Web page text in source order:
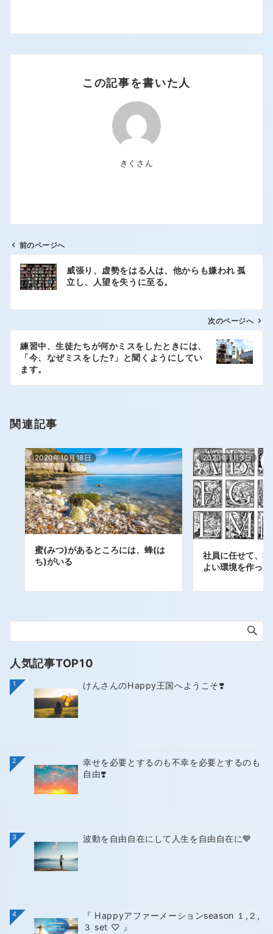
この記事を書いた人
きくさん
前のページへ
威張り、虚勢をはる人は、他からも嫌われ 孤
立し、人望を失うに至る。
次のページへ
練習中、生徒たちが何かミスをしたときには、
「今、なぜミスをした?」と聞くようにしてい
ます。
関連記事
2020年10月18日
蜜(みつ)があるところには、蜂(は
ち)がいる
2020年1月3日
社員に任せて、
よい環境を作っ
人気記事TOP10
1 けんさんのHappy王国へようこそ❣️
2
幸せを必要とするのも不幸を必要とするのも
自由❣️
3 波動を自由自在にして人生を自由自在に💙
4
『 Happyアファーメーションseason １,２,
３ set ♡ 』